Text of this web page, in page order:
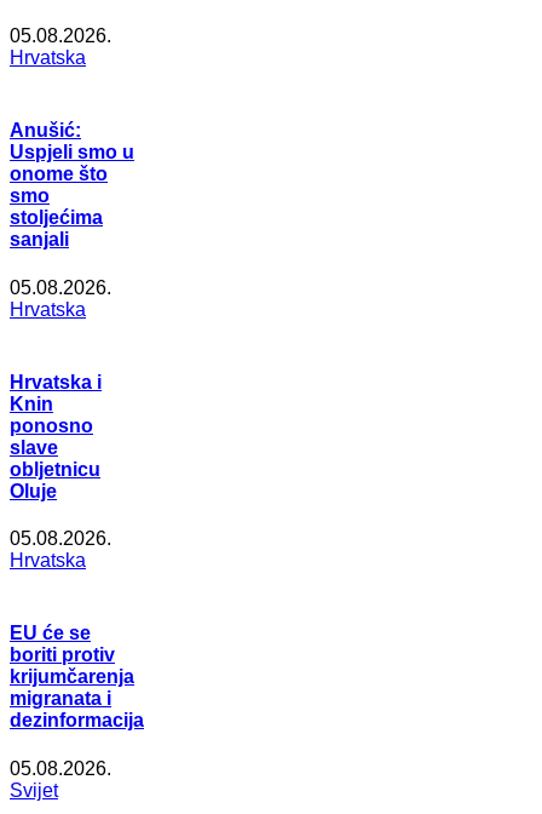
05.08.2026.
Hrvatska
Anušić:
Uspjeli smo u
onome što
smo
stoljećima
sanjali
05.08.2026.
Hrvatska
Hrvatska i
Knin
ponosno
slave
obljetnicu
Oluje
05.08.2026.
Hrvatska
EU će se
boriti protiv
krijumčarenja
migranata i
dezinformacija
05.08.2026.
Svijet